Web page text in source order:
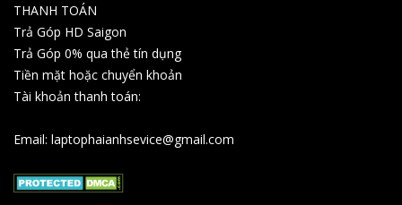
THANH TOÁN
Trả Góp HD Saigon
Trả Góp 0% qua thẻ tín dụng
Tiền mặt hoặc chuyển khoản
Tài khoản thanh toán:
Email: laptophaianhsevice@gmail.com